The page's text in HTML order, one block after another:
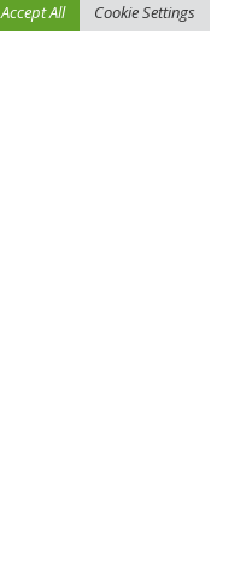
Cookie Settings
Accept All